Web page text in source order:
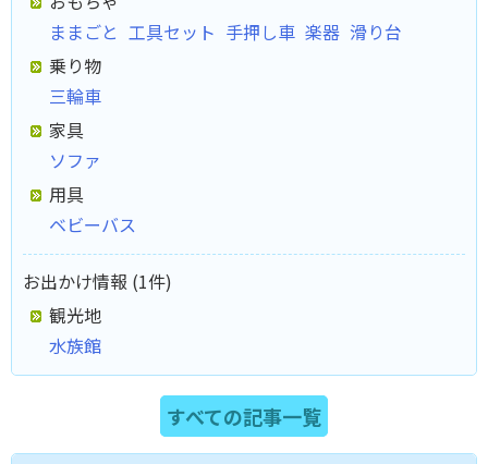
ままごと 工具セット 手押し車 楽器 滑り台
乗り物
三輪車
家具
ソファ
用具
ベビーバス
お出かけ情報 (1件)
観光地
水族館
すべての記事一覧